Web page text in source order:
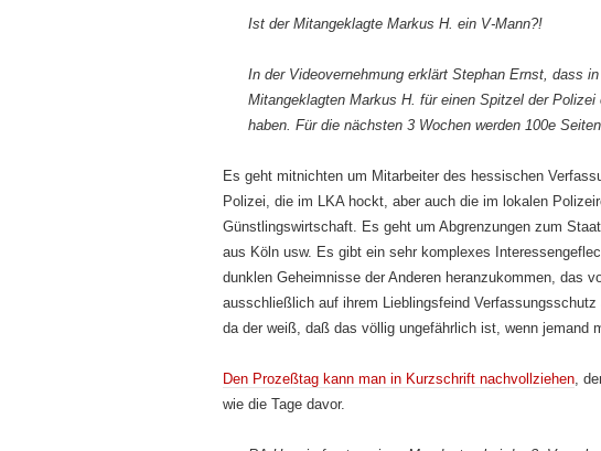
Ist der Mitangeklagte Markus H. ein V-Mann?!
In der Videovernehmung erklärt Stephan Ernst, dass
Mitangeklagten Markus H. für einen Spitzel der
haben. Für die nächsten 3 Wochen werden 100e
Es geht mitnichten um Mitarbeiter des hessischen
Polizei, die im LKA hockt, aber auch die im lokalen
Günst­lings­wirtschaft. Es geht um Abgrenzungen zum
aus Köln usw. Es gibt ein sehr komplexes
dunklen Geheim­nis­se der Anderen heranzukommen, das
ausschließlich auf ihrem Lieblingsfeind
da der weiß, daß das völlig unge­fähr­lich ist, wenn jemand
Den Prozeßtag kann man in Kurzschrift nachvollziehen ,
wie die Tage davor.